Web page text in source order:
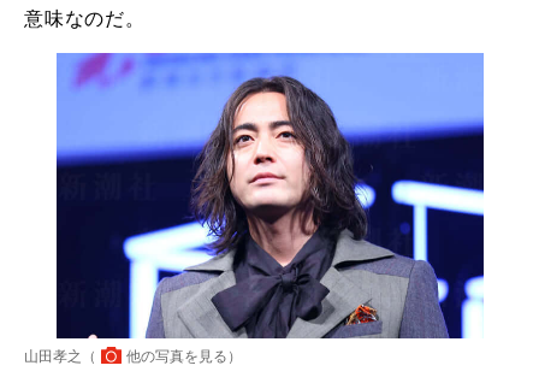
意味なのだ。
山田孝之（ 他の写真を見る ）